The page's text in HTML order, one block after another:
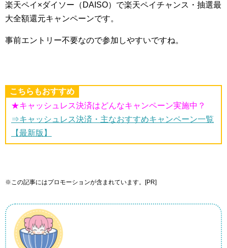
楽天ペイ×ダイソー（DAISO）で楽天ペイチャンス・抽選最
大全額還元キャンペーンです。
事前エントリー不要なので参加しやすいですね。
こちらもおすすめ
★キャッシュレス決済はどんなキャンペーン実施中？
⇒キャッシュレス決済・主なおすすめキャンペーン一覧
【最新版】
※この記事にはプロモーションが含まれています。[PR]